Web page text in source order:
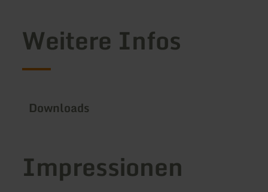
Weitere Infos
Downloads
Impressionen